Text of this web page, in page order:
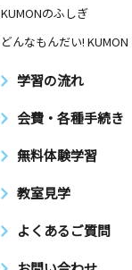
KUMONのふしぎ
どんなもんだい! KUMON
学習の流れ
会費・各種手続き
無料体験学習
教室見学
よくあるご質問